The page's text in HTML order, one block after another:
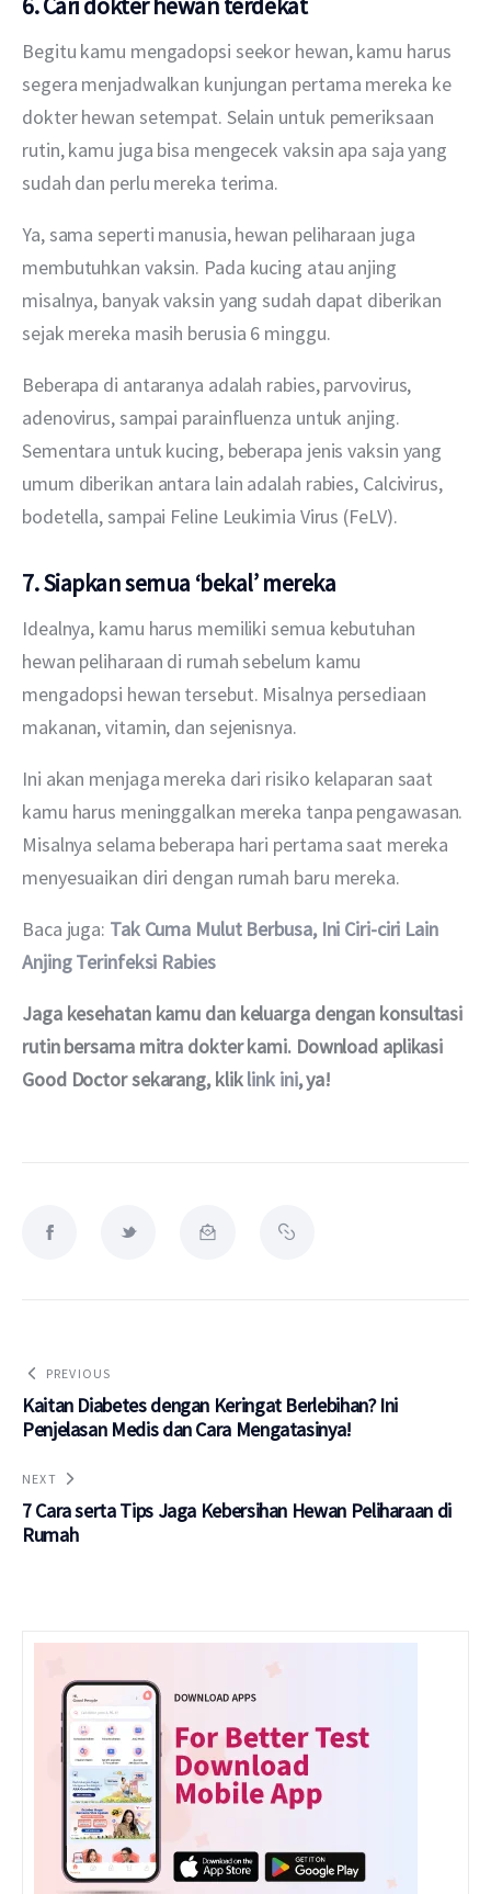
Begitu kamu mengadopsi seekor hewan, kamu harus
segera menjadwalkan kunjungan pertama mereka ke
dokter hewan setempat. Selain untuk pemeriksaan
rutin, kamu juga bisa mengecek vaksin apa saja yang
sudah dan perlu mereka terima.
Ya, sama seperti manusia, hewan peliharaan juga
membutuhkan vaksin. Pada kucing atau anjing
misalnya, banyak vaksin yang sudah dapat diberikan
sejak mereka masih berusia 6 minggu.
Beberapa di antaranya adalah rabies, parvovirus,
adenovirus, sampai parainfluenza untuk anjing.
Sementara untuk kucing, beberapa jenis vaksin yang
umum diberikan antara lain adalah rabies, Calcivirus,
bodetella, sampai Feline Leukimia Virus (FeLV).
7. Siapkan semua ‘bekal’ mereka
Idealnya, kamu harus memiliki semua kebutuhan
hewan peliharaan di rumah sebelum kamu
mengadopsi hewan tersebut. Misalnya persediaan
makanan, vitamin, dan sejenisnya.
Ini akan menjaga mereka dari risiko kelaparan saat
kamu harus meninggalkan mereka tanpa pengawasan.
Misalnya selama beberapa hari pertama saat mereka
menyesuaikan diri dengan rumah baru mereka.
Baca juga: Tak Cuma Mulut Berbusa, Ini Ciri-ciri Lain
Anjing Terinfeksi Rabies
Jaga kesehatan kamu dan keluarga dengan konsultasi
rutin bersama mitra dokter kami. Download aplikasi
Good Doctor sekarang, klik link ini, ya!
PREVIOUS
Kaitan Diabetes dengan Keringat Berlebihan? Ini
Penjelasan Medis dan Cara Mengatasinya!
NEXT
7 Cara serta Tips Jaga Kebersihan Hewan Peliharaan di
Rumah